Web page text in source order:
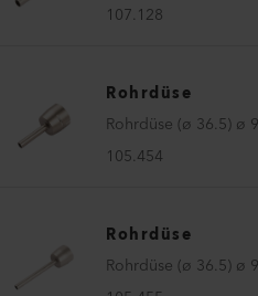
107.128
Rohrdüse
Rohrdüse (ø 36.5) ø
105.454
Rohrdüse
Rohrdüse (ø 36.5) ø